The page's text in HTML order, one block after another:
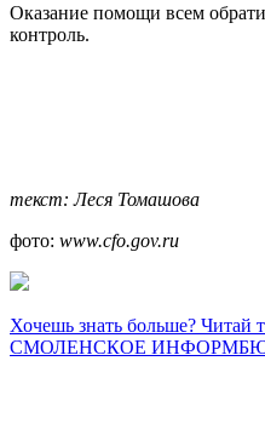
Оказание помощи всем
контроль.
текст: Леся Томашова
фото: www.cfo.gov.ru
Хочешь знать больше? Читай
СМОЛЕНСКОЕ